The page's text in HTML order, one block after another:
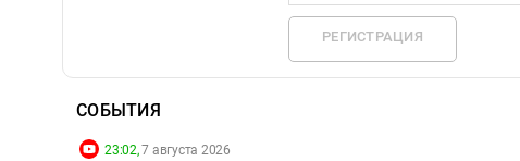
РЕГИСТРАЦИЯ
СОБЫТИЯ
23:02,7 августа 2026